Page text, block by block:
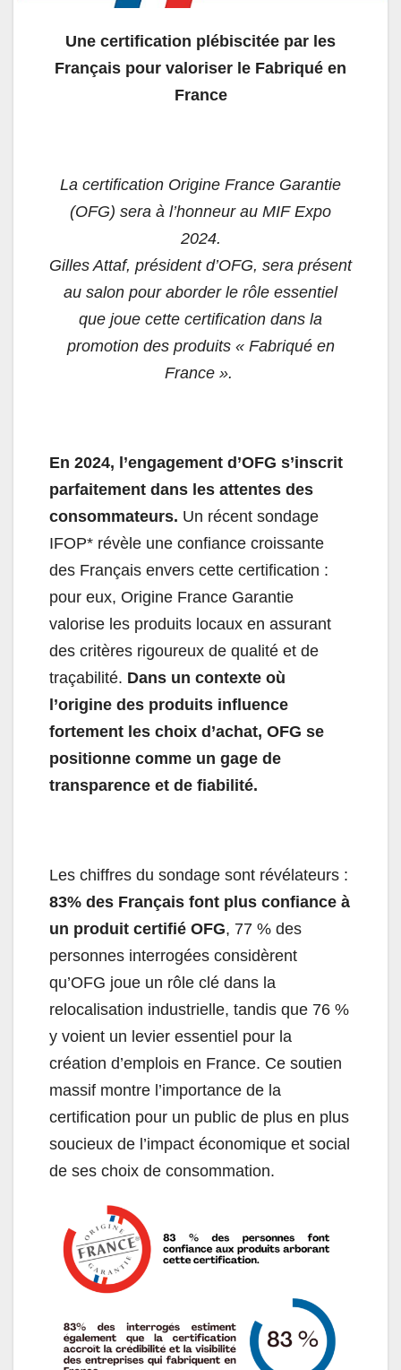
Une certification plébiscitée par les
Français pour valoriser le Fabriqué en
France
La certification Origine France Garantie
(OFG) sera à l’honneur au MIF Expo
2024.
Gilles Attaf, président d’OFG, sera présent
au salon pour aborder le rôle essentiel
que joue cette certification dans la
promotion des produits « Fabriqué en
France ».
En 2024, l’engagement d’OFG s’inscrit
parfaitement dans les attentes des
consommateurs. Un récent sondage
IFOP* révèle une confiance croissante
des Français envers cette certification :
pour eux, Origine France Garantie
valorise les produits locaux en assurant
des critères rigoureux de qualité et de
traçabilité. Dans un contexte où
l’origine des produits influence
fortement les choix d’achat, OFG se
positionne comme un gage de
transparence et de fiabilité.
Les chiffres du sondage sont révélateurs :
83% des Français font plus confiance à
un produit certifié OFG, 77 % des
personnes interrogées considèrent
qu’OFG joue un rôle clé dans la
relocalisation industrielle, tandis que 76 %
y voient un levier essentiel pour la
création d’emplois en France. Ce soutien
massif montre l’importance de la
certification pour un public de plus en plus
soucieux de l’impact économique et social
de ses choix de consommation.